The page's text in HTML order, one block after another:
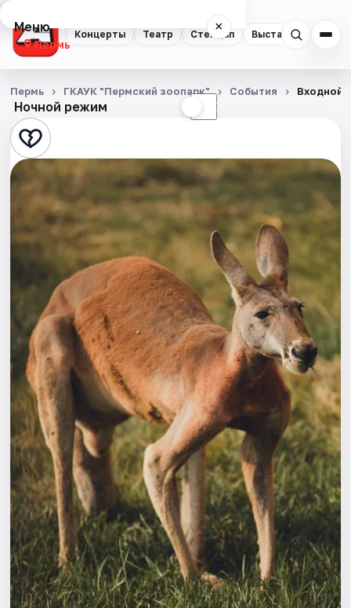
Концерты Театр Стендап Выставки
Меню ×
Пермь
Концерты
Театр
Стендап
Выставки
Квесты
Экскурсии
Спорт
События
Города
Площадки
Артисты
Рейтинги
Ночной режим ☾
Пермь ГКАУК "Пермский зоопарк" События Входной